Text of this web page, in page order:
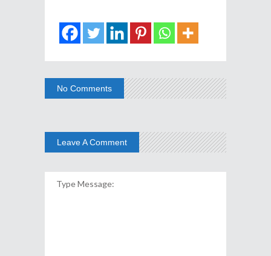
No Comments
Leave A Comment